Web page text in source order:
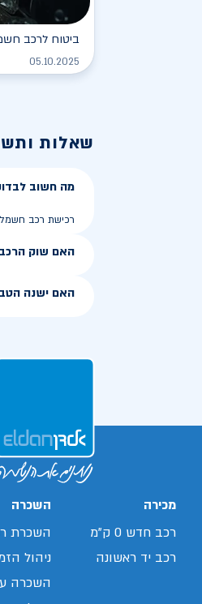
ביטוח לרכב
05.10.2025
שאלות
מה חשוב
רכישת רכב
האם שוק
האם ישנה
מכירה
רכב חדש 0 ק"מ
רכב יד ראשונה
השכרה
השכרת
ניהול
השכרה